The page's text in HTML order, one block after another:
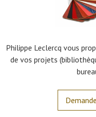
Philippe Leclercq vous
de vos projets